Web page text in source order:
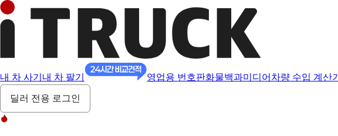
내 차 사기 내 차 팔기 영업용 번호판화물백과미디어 차량 수입 계산기
딜러 전용 로그인